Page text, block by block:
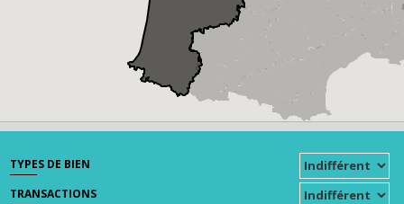
TYPES DE BIEN
TRANSACTIONS